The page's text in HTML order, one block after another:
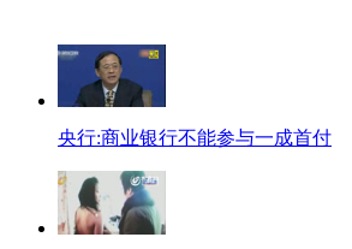
央行:商业银行不能参与一成首付